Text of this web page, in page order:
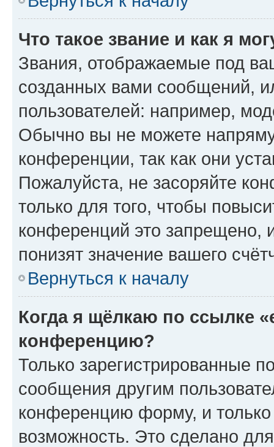
Что такое звание и как я
Звания, отображаемые под
созданных вами сообщений,
пользователей: например,
Обычно вы не можете
конференции, так как они
Пожалуйста, не засоряйте
только для того, чтобы
конференций это запрещено,
понизят значение вашего
Вернуться к началу
Когда я щёлкаю по ссылке
конференцию?
Только зарегистрированные
сообщения другим
конференцию форму, и
возможность. Это сделано